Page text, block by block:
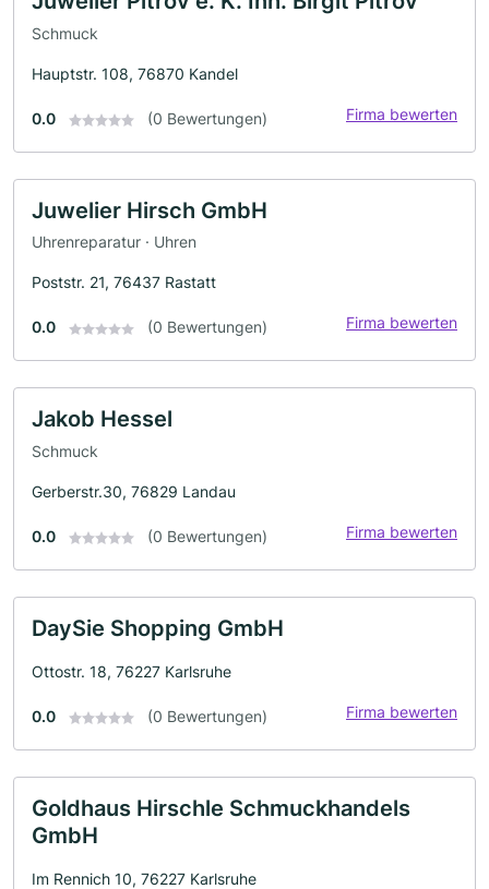
Schmuck
Hauptstr. 108, 76870 Kandel
0.0 (0 Bewertungen) Firma bewerten
Juwelier Hirsch GmbH
Uhrenreparatur · Uhren
Poststr. 21, 76437 Rastatt
0.0 (0 Bewertungen) Firma bewerten
Jakob Hessel
Schmuck
Gerberstr.30, 76829 Landau
0.0 (0 Bewertungen) Firma bewerten
DaySie Shopping GmbH
Ottostr. 18, 76227 Karlsruhe
0.0 (0 Bewertungen) Firma bewerten
Goldhaus Hirschle Schmuckhandels
GmbH
Im Rennich 10, 76227 Karlsruhe